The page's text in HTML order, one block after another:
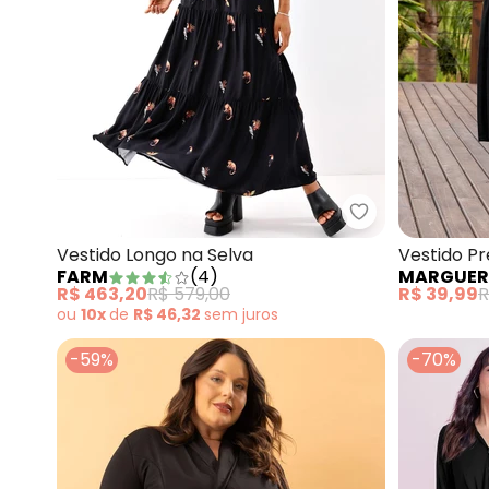
Farm - Vestido
Vestido Longo na Selva
FARM
(4)
R$ 463,20R$ 579,00
ou 10xde R$ 46,32 sem juros
Vestido
R$ 39,99
-59% -70%